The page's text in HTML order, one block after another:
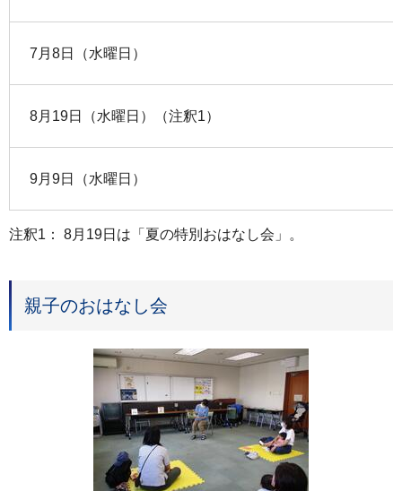
7月8日（水曜日）
8月19日（水曜日）（注釈1）
9月9日（水曜日）
注釈1： 8月19日は「夏の特別おはなし会」。
親子のおはなし会